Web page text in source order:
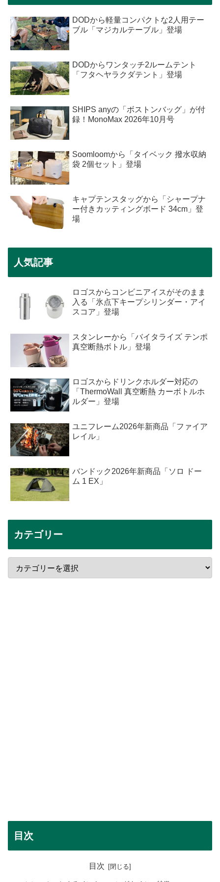
DODから軽量コンパクトな2人用テー
ブル「マジカルテーブル」登場
DODからワンタッチ2ルームテント
「フタヘヤラクダテント」登場
SHIPS anyの「ボストンバッグ」が付
録！MonoMax 2026年10月号
Soomloomから「タイベック 撥水収納
袋 2個セット」登場
キャプテンスタッグから「シャープナ
ー付きカッティングボード 34cm」登
場
人気記事
ロゴスからコンビニアイスがそのまま
入る「氷点下キープシリンダー・アイ
スコア」登場
スタンレーから「バイタライズ テンポ
真空断熱ボトル」登場
ロゴスからドリンクホルダー対応の
「ThermoWall 真空断熱 カーボトルホ
ルダー」登場
ユニフレーム2026年新商品「ファイア
レイル」
バンドック2026年新商品「ソロ ドー
ム 1 EX」
カテゴリー
目次
目次